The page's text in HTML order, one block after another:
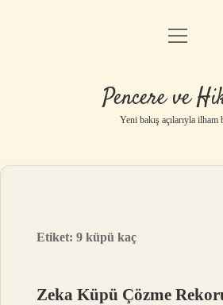
Anasayfa
Yasal Uyarı
menüyü
Pencere ve
Yeni bakış açılarıyla ilham
Etiket:9 küpü kaç
Zeka Küpü Çözme